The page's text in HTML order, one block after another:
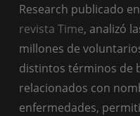
Research publicado
revista Time, analizó
millones de
distintos términos de
relacionados con
enfermedades,